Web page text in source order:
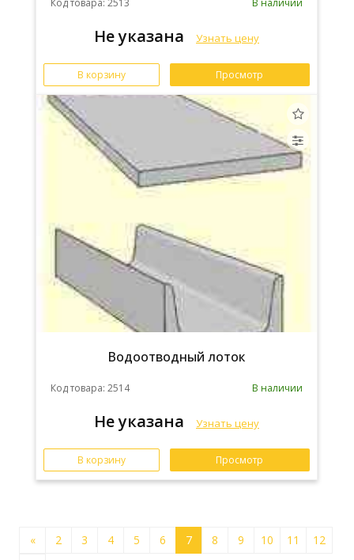
Код товара: 2513 В наличии
Не указана Узнать цену
В корзину Просмотр
Водоотводный лоток
Код товара: 2514 В наличии
Не указана Узнать цену
В корзину Просмотр
« 2 3 4 5 6 7 8 9 10 11
12